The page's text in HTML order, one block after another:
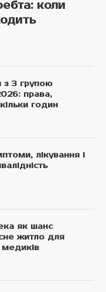
коли
з 3 групою
права,
годин
лікування і
як шанс
житло для
медиків